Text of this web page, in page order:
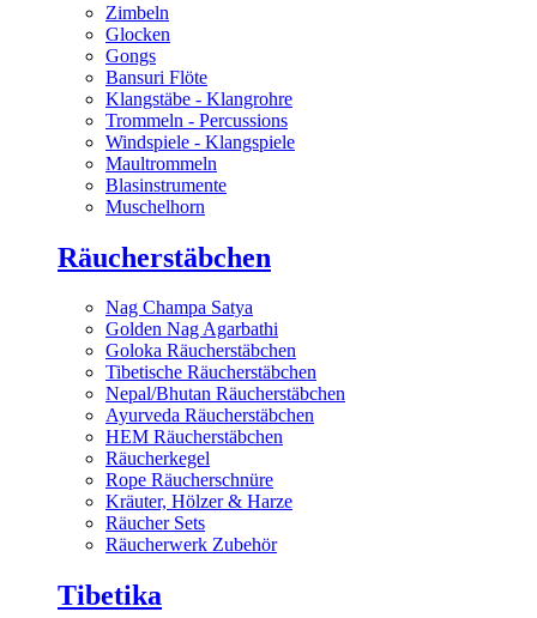
Zimbeln
Glocken
Gongs
Bansuri Flöte
Klangstäbe - Klangrohre
Trommeln - Percussions
Windspiele - Klangspiele
Maultrommeln
Blasinstrumente
Muschelhorn
Räucherstäbchen
Nag Champa Satya
Golden Nag Agarbathi
Goloka Räucherstäbchen
Tibetische Räucherstäbchen
Nepal/Bhutan Räucherstäbchen
Ayurveda Räucherstäbchen
HEM Räucherstäbchen
Räucherkegel
Rope Räucherschnüre
Kräuter, Hölzer & Harze
Räucher Sets
Räucherwerk Zubehör
Tibetika